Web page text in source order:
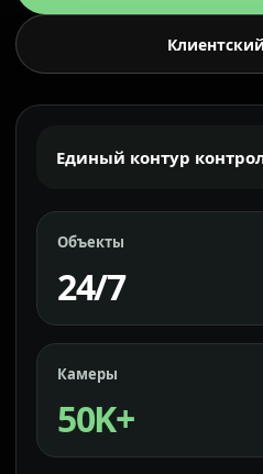
Единый контур
Объекты
24/7
Камеры
50K+